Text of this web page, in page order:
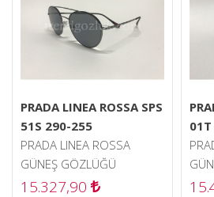
PRADA LINEA ROSSA SPS
51S 290-255
PRADA LINEA ROSSA
GÜNEŞ GÖZLÜĞÜ
15.327,90